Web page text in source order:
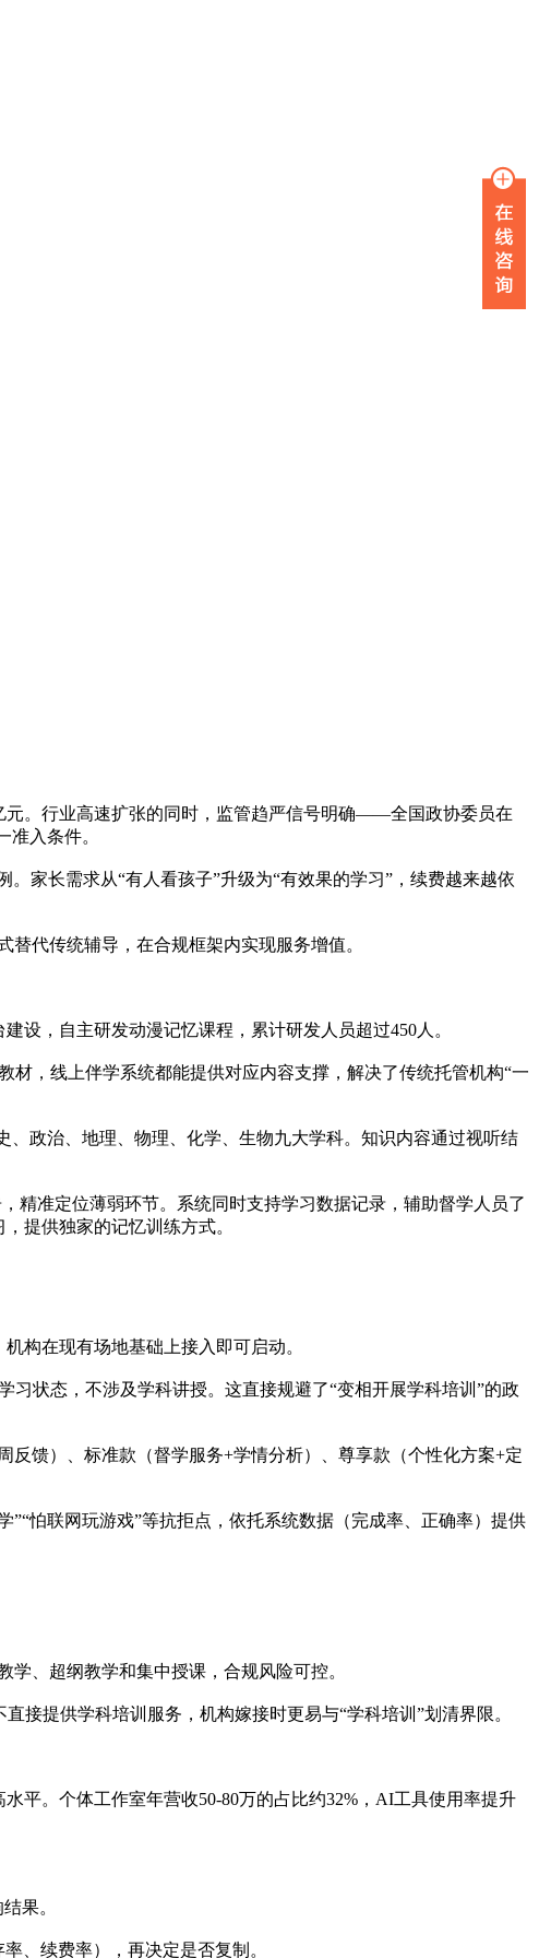
元。行业高速扩张的同时，监管趋严信号明确——全国政协委员在
入条件。
家长需求从“有人看孩子”升级为“有效果的学习”，续费越来越依
代传统辅导，在合规框架内实现服务增值。
设，自主研发动漫记忆课程，累计研发人员超过450人。
材，线上伴学系统都能提供对应内容支撑，解决了传统托管机构“一
政治、地理、物理、化学、生物九大学科。知识内容通过视听结
精准定位薄弱环节。系统同时支持学习数据记录，辅助督学人员了
提供独家的记忆训练方式。
构在现有场地基础上接入即可启动。
状态，不涉及学科讲授。这直接规避了“变相开展学科培训”的政
馈）、标准款（督学服务+学情分析）、尊享款（个性化方案+定
怕联网玩游戏”等抗拒点，依托系统数据（完成率、正确率）提供
、超纲教学和集中授课，合规风险可控。
接提供学科培训服务，机构嫁接时更易与“学科培训”划清界限。
平。个体工作室年营收50-80万的占比约32%，AI工具使用率提升
果。
、续费率），再决定是否复制。